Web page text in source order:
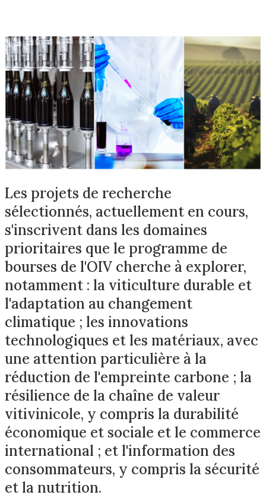
Les projets de recherche
sélectionnés, actuellement en cours,
s'inscrivent dans les domaines
prioritaires que le programme de
bourses de l'OIV cherche à explorer,
notamment : la viticulture durable et
l'adaptation au changement
climatique ; les innovations
technologiques et les matériaux, avec
une attention particulière à la
réduction de l'empreinte carbone ; la
résilience de la chaîne de valeur
vitivinicole, y compris la durabilité
économique et sociale et le commerce
international ; et l'information des
consommateurs, y compris la sécurité
et la nutrition.